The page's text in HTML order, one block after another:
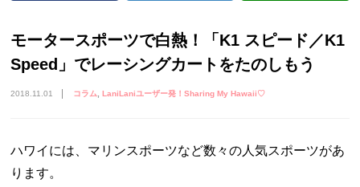
モータースポーツで白熱！「K1 スピード／K1
Speed」でレーシングカートをたのしもう
2018.11.01 コラム LaniLaniユーザー発！Sharing My Hawaii♡
ハワイには、マリンスポーツなど数々の人気スポーツがあ
ります。